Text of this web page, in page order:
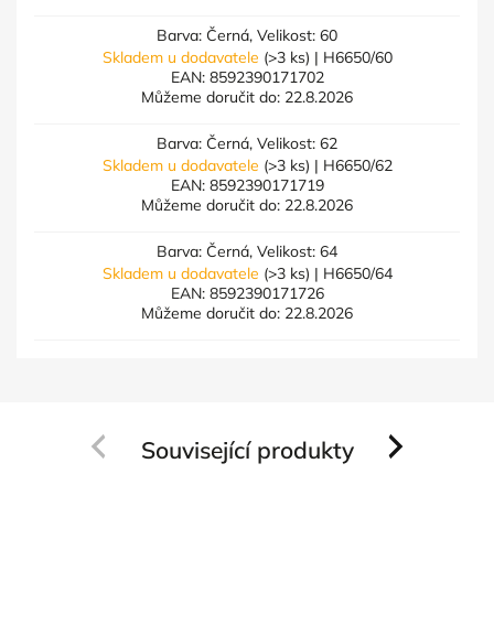
Barva: Černá, Velikost: 60
Skladem u dodavatele (>3 ks) | H6650/60
EAN: 8592390171702
Můžeme doručit do: 22.8.2026
Barva: Černá, Velikost: 62
Skladem u dodavatele (>3 ks) | H6650/62
EAN: 8592390171719
Můžeme doručit do: 22.8.2026
Barva: Černá, Velikost: 64
Skladem u dodavatele (>3 ks) | H6650/64
EAN: 8592390171726
Můžeme doručit do: 22.8.2026
Související produkty
Previous Next